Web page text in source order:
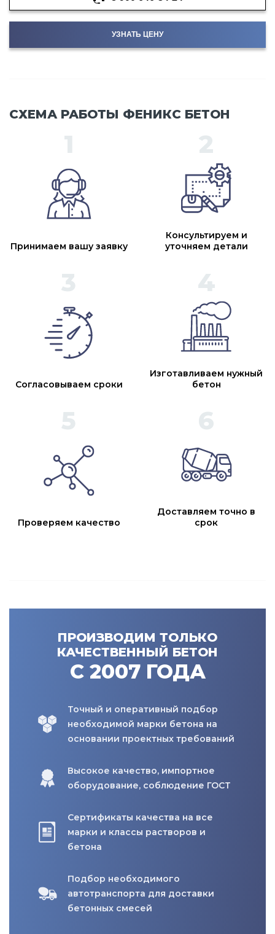
УЗНАТЬ ЦЕНУ
СХЕМА РАБОТЫ ФЕНИКС БЕТОН
Принимаем вашу заявку
Консультируем и
уточняем детали
Согласовываем сроки
Изготавливаем нужный
бетон
Проверяем качество
Доставляем точно в
срок
ПРОИЗВОДИМ ТОЛЬКО
КАЧЕСТВЕННЫЙ БЕТОН
С 2007 ГОДА
Точный и оперативный подбор
необходимой марки бетона на
основании проектных требований
Высокое качество, импортное
оборудование, соблюдение ГОСТ
Сертификаты качества на все
марки и классы растворов и
бетона
Подбор необходимого
автотранспорта для доставки
бетонных смесей